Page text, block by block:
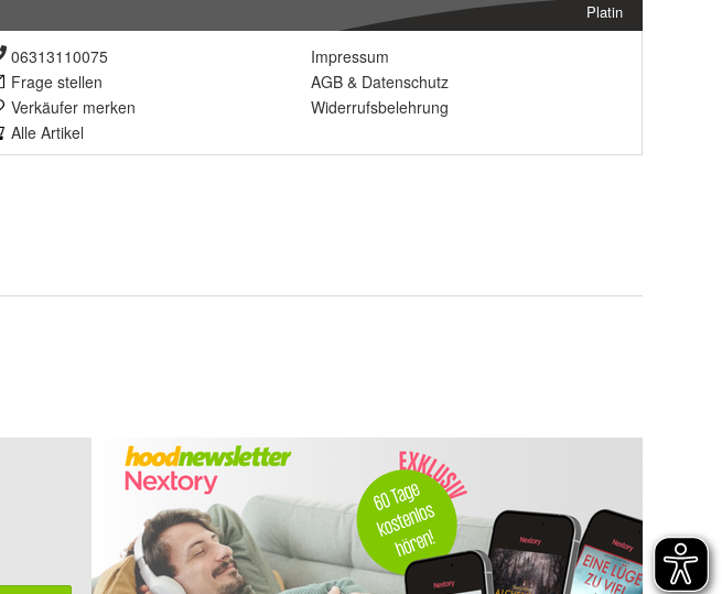
Platin
06313110075
Frage stellen
Verkäufer merken
Alle Artikel
Impressum
AGB & Datenschutz
Widerrufsbelehrung